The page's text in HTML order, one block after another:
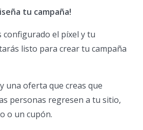
tu campaña!
configurado el píxel y tu
listo para crear tu campaña
una oferta que creas que
personas regresen a tu sitio,
o un cupón.